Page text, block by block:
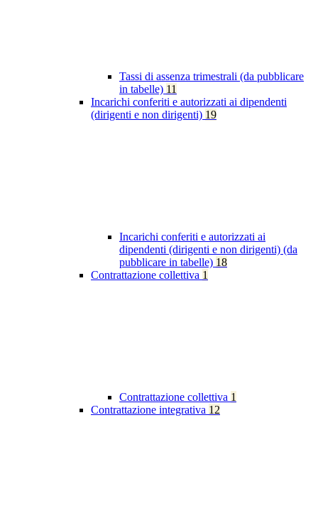
Tassi di assenza trimestrali (da pubblicare
in tabelle) 11
Incarichi conferiti e autorizzati ai dipendenti
(dirigenti e non dirigenti) 19
Incarichi conferiti e autorizzati ai
dipendenti (dirigenti e non dirigenti) (da
pubblicare in tabelle) 18
Contrattazione collettiva 1
Contrattazione collettiva 1
Contrattazione integrativa 12